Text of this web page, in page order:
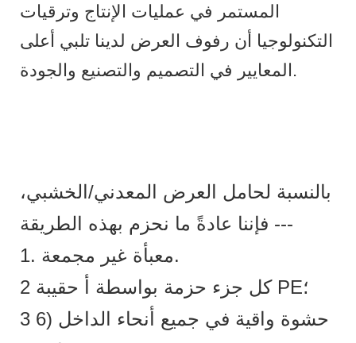
المستمر في عمليات الإنتاج وترقيات
التكنولوجيا أن رفوف العرض لدينا تلبي أعلى
المعايير في التصميم والتصنيع والجودة.
بالنسبة لحامل العرض المعدني/الخشبي،
فإننا عادةً ما نحزم بهذه الطريقة ---
1. معبأة غير مجمعة.
3 حشوة واقية في جميع أنحاء الداخل (6